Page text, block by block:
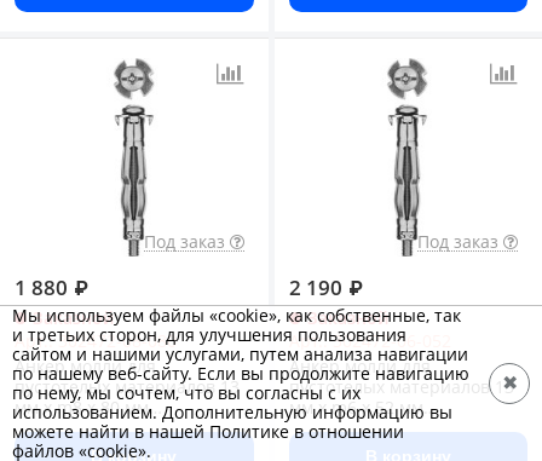
Под заказ
1 880 ₽
Заказной
Арт.: 302472-08-080
Анкер молли для
пустотелых материалов 13
мм х m8 x 80 мм
оцинкованный
В корзину
Под заказ
2 190 ₽
Заказной
Арт.: 302472-06-052
Анкер молли для
пустотелых материалов 13
мм x m6 x 52 мм
оцинкованный
В корзину
Мы используем файлы «cookie», как собственные, так
и третьих сторон, для улучшения пользования
сайтом и нашими услугами, путем анализа навигации
по нашему веб-сайту. Если вы продолжите навигацию
по нему, мы сочтем, что вы согласны с их
использованием. Дополнительную информацию вы
можете найти в нашей Политике в отношении
файлов «cookie».
✖